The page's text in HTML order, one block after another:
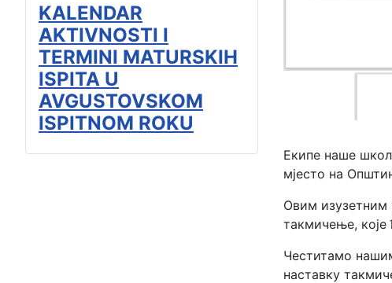
KALENDAR
AKTIVNOSTI I
TERMINI MATURSKIH
ISPITA U
AVGUSTOVSKOM
ISPITNOM ROKU
Екипе наше
мјесто на
Овим изузетним
такмичење, које
Честитамо
наставку